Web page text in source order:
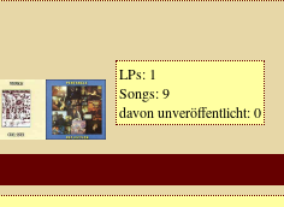
LPs: 1
Songs: 9
davon unveröffentlicht: 0